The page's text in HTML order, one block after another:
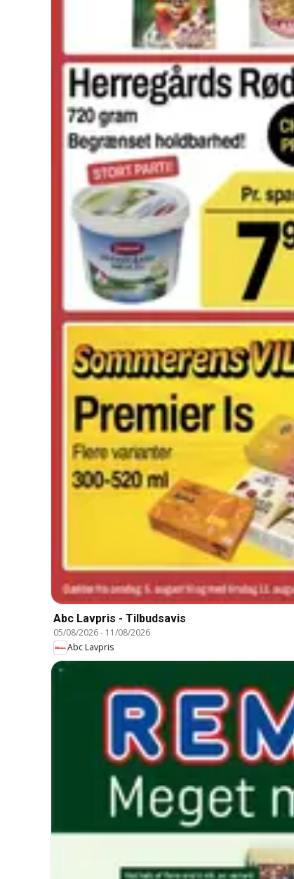
Abc Lavpris - Tilbudsavis
05/08/2026- 11/08/2026
Abc Lavpris